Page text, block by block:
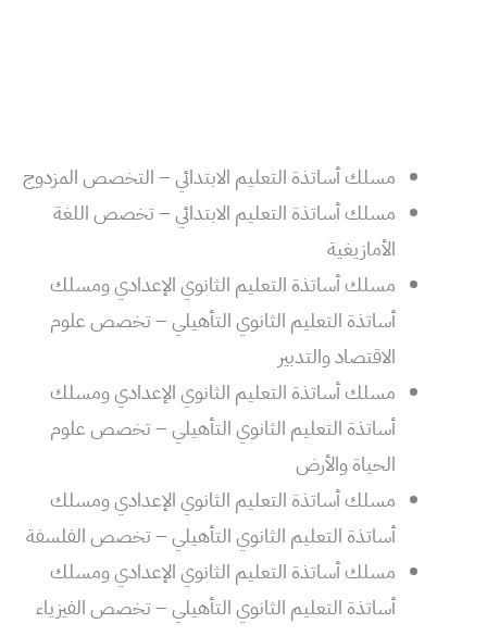
مسلك أساتذة التعليم الابتدائي – التخصص المزدوج
​مسلك أساتذة التعليم الابتدائي – تخصص اللغة
الأمازيغية
مسلك أساتذة التعليم الثانوي الإعدادي ومسلك
أساتذة التعليم الثانوي التأهيلي – تخصص علوم
الاقتصاد والتدبير
مسلك أساتذة التعليم الثانوي الإعدادي ومسلك
أساتذة التعليم الثانوي التأهيلي – تخصص علوم
الحياة والأرض
مسلك أساتذة التعليم الثانوي الإعدادي ومسلك
أساتذة التعليم الثانوي التأهيلي – تخصص الفلسفة
مسلك أساتذة التعليم الثانوي الإعدادي ومسلك
أساتذة التعليم الثانوي التأهيلي – تخصص الفيزياء